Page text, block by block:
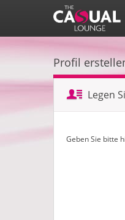
Profil
Legen
Geben Sie bitte